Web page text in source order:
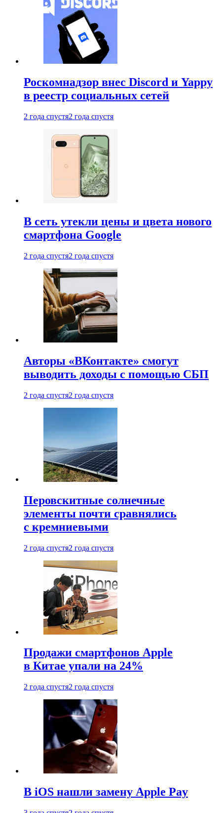
Роскомнадзор внес Discord и Yappy
в реестр социальных сетей
2 года спустя2 года спустя
В сеть утекли цены и цвета нового
смартфона Google
2 года спустя2 года спустя
Авторы «ВКонтакте» смогут
выводить доходы с помощью СБП
2 года спустя2 года спустя
Перовскитные солнечные
элементы почти сравнялись
с кремниевыми
2 года спустя2 года спустя
Продажи смартфонов Apple
в Китае упали на 24%
2 года спустя2 года спустя
В iOS нашли замену Apple Pay